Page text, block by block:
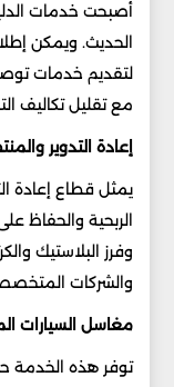
أصبحت خدمات
الحديث. ويمكن
لتقديم خدمات
مع تقليل تكاليف
إعادة التدوير
يمثل قطاع إعادة
الربحية والحفاظ
وفرز البلاستيك
والشركات
مغاسل السيارات
توفر هذه الخدمة